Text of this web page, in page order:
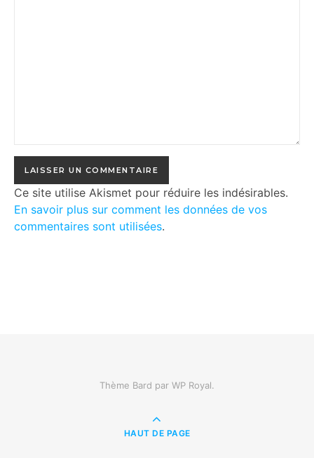
Ce site utilise Akismet pour réduire les indésirables.
En savoir plus sur comment les données de vos
commentaires sont utilisées.
Thème Bard par WP Royal.
HAUT DE PAGE